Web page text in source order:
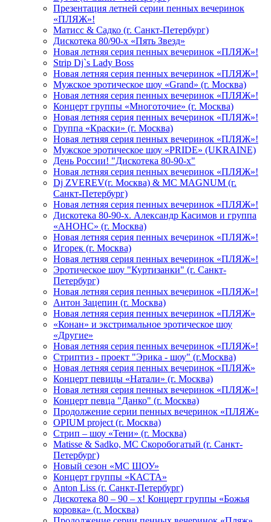
Презентация летней серии пенных вечеринок
«ПЛЯЖ»!
Матисс & Садко (г. Санкт-Петербург)
Дискотека 80/90-х «Пять Звезд»
Новая летняя серия пенных вечеринок «ПЛЯЖ»!
Strip Dj`s Lady Boss
Новая летняя серия пенных вечеринок «ПЛЯЖ»!
Мужское эротическое шоу «Grand» (г. Москва)
Новая летняя серия пенных вечеринок «ПЛЯЖ»!
Концерт группы «Многоточие» (г. Москва)
Новая летняя серия пенных вечеринок «ПЛЯЖ»!
Группа «Краски» (г. Москва)
Новая летняя серия пенных вечеринок «ПЛЯЖ»!
Мужское эротическое шоу «PRIDE» (UKRAINE)
День России! "Дискотека 80-90-х"
Новая летняя серия пенных вечеринок «ПЛЯЖ»!
Dj ZVEREV(г. Москва) & MC MAGNUM (г.
Санкт-Петербург)
Новая летняя серия пенных вечеринок «ПЛЯЖ»!
Дискотека 80-90-х. Александр Касимов и группа
«АНОНС» (г. Москва)
Новая летняя серия пенных вечеринок «ПЛЯЖ»!
Игорек (г. Москва)
Новая летняя серия пенных вечеринок «ПЛЯЖ»!
Эротическое шоу "Куртизанки" (г. Санкт-
Петербург)
Новая летняя серия пенных вечеринок «ПЛЯЖ»!
Антон Зацепин (г. Москва)
Новая летняя серия пенных вечеринок «ПЛЯЖ»
«Конан» и экстримальное эротическое шоу
«Другие»
Новая летняя серия пенных вечеринок «ПЛЯЖ»!
Стриптиз - проект "Эрика - шоу" (г.Москва)
Новая летняя серия пенных вечеринок «ПЛЯЖ»
Концерт певицы «Натали» (г. Москва)
Новая летняя серия пенных вечеринок «ПЛЯЖ»!
Концерт певца "Данко" (г. Москва)
Продолжение серии пенных вечеринок «ПЛЯЖ»
OPIUM project (г. Москва)
Стрип – шоу «Тени» (г. Москва)
Matissе & Sadko, MC Скоробогатый (г. Санкт-
Петербург)
Новый сезон «МС ШОУ»
Концерт группы «КАСТА»
Anton Liss (г. Санкт-Петербург)
Дискотека 80 – 90 – х! Концерт группы «Божья
коровка» (г. Москва)